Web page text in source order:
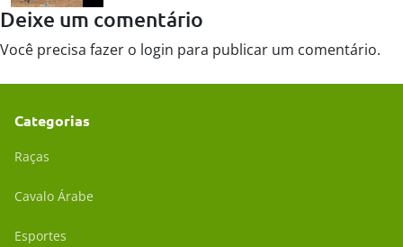
Deixe um comentário
Você precisa fazer o login para publicar um comentário.
Categorias
Raças
Cavalo Árabe
Esportes